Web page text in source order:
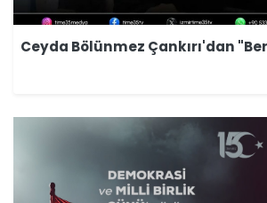
Ceyda Bölünmez Çankırı'dan